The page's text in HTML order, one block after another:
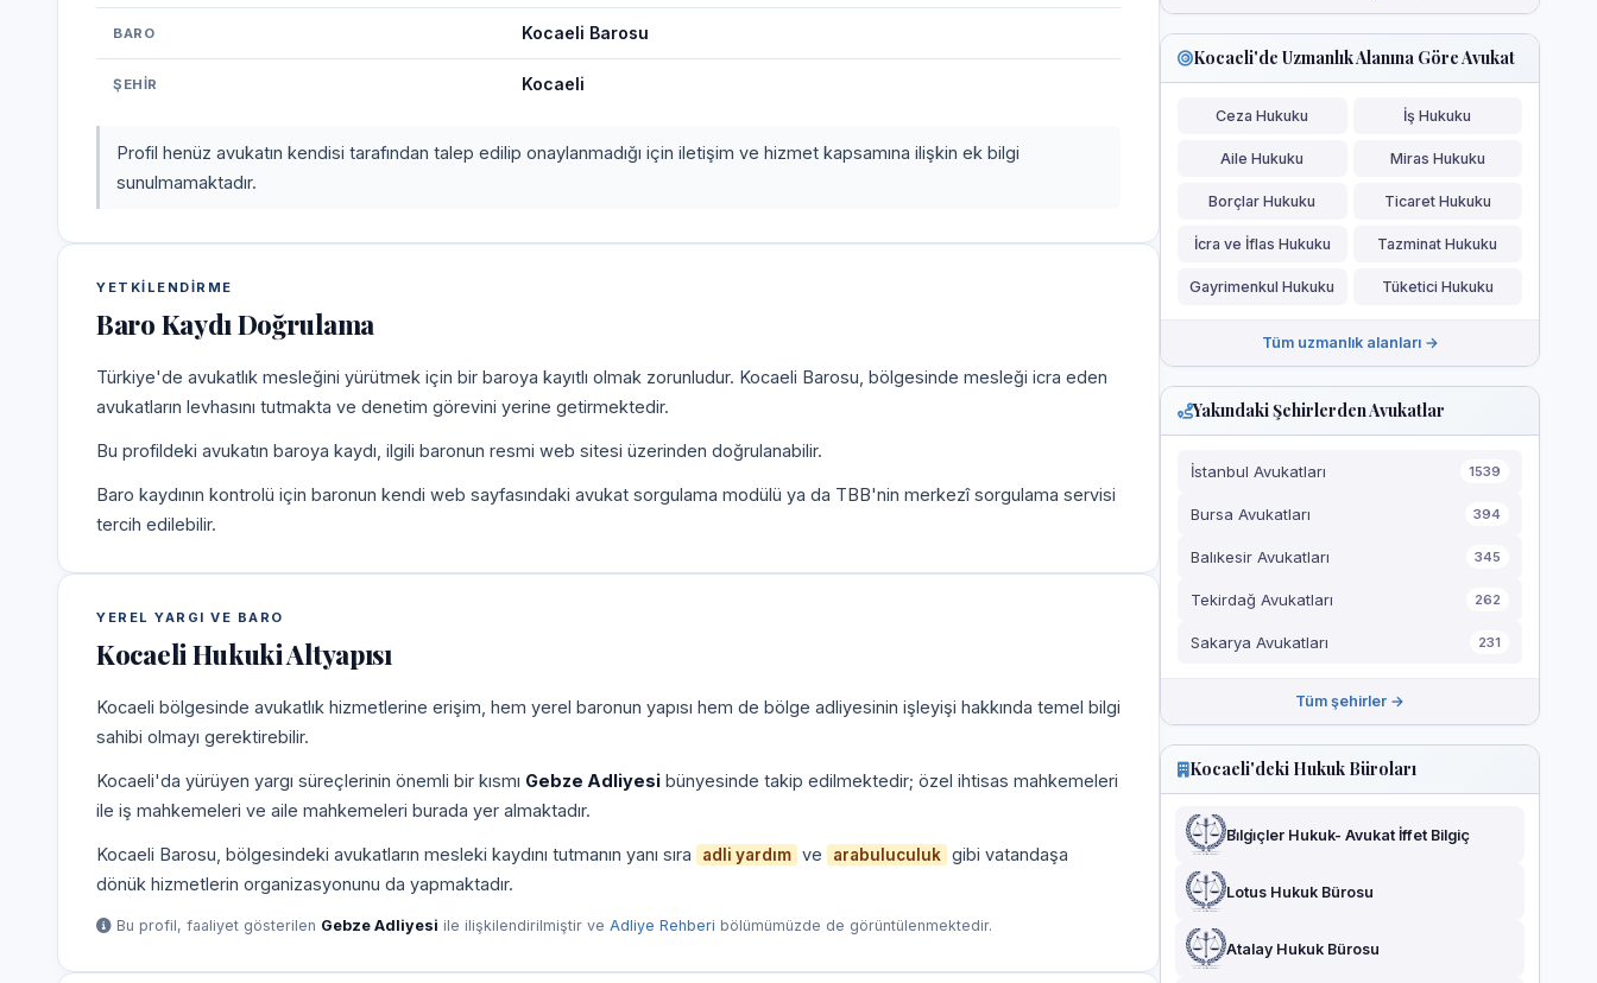
BARO Kocaeli Barosu
ŞEHIR Kocaeli
Profil henüz avukatın kendisi tarafından talep edilip onaylanmadığı için iletişim ve hizmet kapsamına ilişkin ek bilgi
sunulmamaktadır.
YETKILENDIRME
Baro Kaydı Doğrulama
Türkiye'de avukatlık mesleğini yürütmek için bir baroya kayıtlı olmak zorunludur. Kocaeli Barosu, bölgesinde mesleği icra eden
avukatların levhasını tutmakta ve denetim görevini yerine getirmektedir.
Bu profildeki avukatın baroya kaydı, ilgili baronun resmi web sitesi üzerinden doğrulanabilir.
Baro kaydının kontrolü için baronun kendi web sayfasındaki avukat sorgulama modülü ya da TBB'nin merkezî sorgulama servisi
tercih edilebilir.
YEREL YARGI VE BARO
Kocaeli Hukuki Altyapısı
Kocaeli bölgesinde avukatlık hizmetlerine erişim, hem yerel baronun yapısı hem de bölge adliyesinin işleyişi hakkında temel bilgi
sahibi olmayı gerektirebilir.
Kocaeli'da yürüyen yargı süreçlerinin önemli bir kısmı Gebze Adliyesi bünyesinde takip edilmektedir; özel ihtisas mahkemeleri
ile iş mahkemeleri ve aile mahkemeleri burada yer almaktadır.
Kocaeli Barosu, bölgesindeki avukatların mesleki kaydını tutmanın yanı sıra adli yardım ve arabuluculuk gibi vatandaşa
dönük hizmetlerin organizasyonunu da yapmaktadır.
Bu profil, faaliyet gösterilen Gebze Adliyesi ile ilişkilendirilmiştir ve Adliye Rehberi bölümümüzde de görüntülenmektedir.
Kocaeli'de Uzmanlık Alanına Göre Avukat
Ceza Hukuku İş Hukuku
Aile Hukuku Miras Hukuku
Borçlar Hukuku Ticaret Hukuku
İcra ve İflas Hukuku Tazminat Hukuku
Gayrimenkul Hukuku Tüketici Hukuku
Tüm uzmanlık alanları →
Yakındaki Şehirlerden Avukatlar
İstanbul Avukatları 1539
Bursa Avukatları 394
Balıkesir Avukatları 345
Tekirdağ Avukatları 262
Sakarya Avukatları 231
Tüm şehirler →
Kocaeli'deki Hukuk Büroları
Bi̇lgi̇çler Hukuk- Avukat İffet Bilgiç
Lotus Hukuk Bürosu
Atalay Hukuk Bürosu